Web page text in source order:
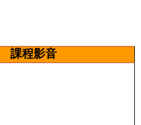
課程影音